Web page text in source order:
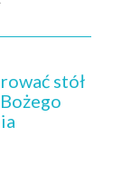
stół